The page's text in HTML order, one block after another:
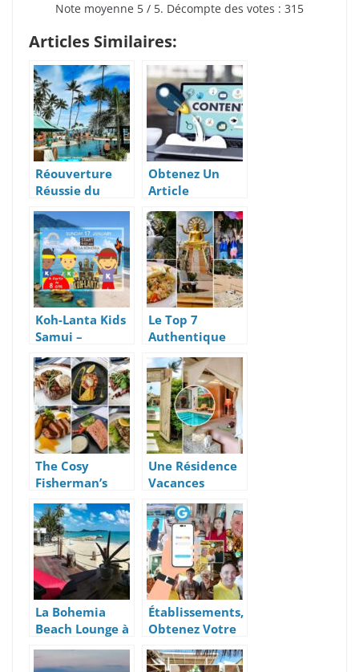
Note moyenne 5 / 5. Décompte des votes : 315
Articles Similaires:
Réouverture
Réussie du
Célèbre Shiva
Samui –
Barbecue Party
Obtenez Un
Article
Rédactionnel
Sur Le Blog Ma
Vie À Samui
Koh-Lanta Kids
Samui –
L’Aventure Des
Enfants C’est
Dimanche
Le Top 7
Authentique
Des Activités
2021 À Koh
Samui
The Cosy
Fisherman’s
Village |
Nouveau
Restaurant Et
Nouveau Menu
Une Résidence
Vacances
Glamour avec
Tentes De Luxe
Ou Villas
piscines
La Bohemia
Beach Lounge à
Lamai Beach
Établissements,
Obtenez Votre
Publication Sur
Le Blog